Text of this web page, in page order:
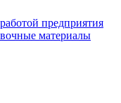
предприятия
материалы